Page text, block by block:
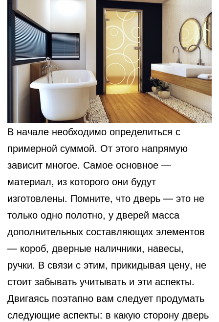
В начале необходимо определиться с
примерной суммой. От этого напрямую
зависит многое. Самое основное —
материал, из которого они будут
изготовлены. Помните, что дверь — это не
только одно полотно, у дверей масса
дополнительных составляющих элементов
— короб, дверные наличники, навесы,
ручки. В связи с этим, прикидывая цену, не
стоит забывать учитывать и эти аспекты.
Двигаясь поэтапно вам следует продумать
следующие аспекты: в какую сторону дверь